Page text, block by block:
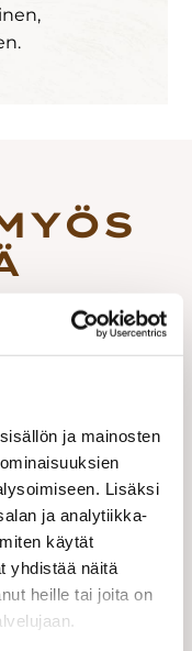
ja mainosten
Lisäksi
ja analytiikka-
käytät
yhdistää näitä
heille tai joita on